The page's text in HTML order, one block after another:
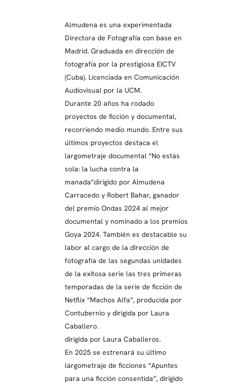
Almudena es una experimentada
Directora de Fotografía con base en
Madrid. Graduada en dirección de
fotografía por la prestigiosa EICTV
(Cuba). Licenciada en Comunicación
Audiovisual por la UCM.
Durante 20 años ha rodado
proyectos de ficción y documental,
recorriendo medio mundo. Entre sus
últimos proyectos destaca el
largometraje documental “No estás
sola: la lucha contra la
manada”dirigido por Almudena
Carracedo y Robert Bahar, ganador
del premio Ondas 2024 al mejor
documental y nominado a los premios
Goya 2024. También es destacable su
labor al cargo de la dirección de
fotografía de las segundas unidades
de la exitosa serie las tres primeras
temporadas de la serie de ficción de
Netflix “Machos Alfa”, producida por
Contubernio y dirigida por Laura
Caballero.
dirigida por Laura Caballeros.
En 2025 se estrenará su último
largometraje de ficciones “Apuntes
para una ficción consentida”, dirigido